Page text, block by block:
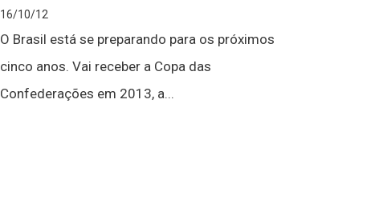
16/10/12
O Brasil está se preparando para os próximos
cinco anos. Vai receber a Copa das
Confederações em 2013, a...